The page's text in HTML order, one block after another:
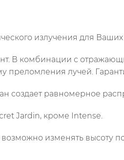
излучения для
В комбинации с
преломления лучей.
создает равномерное
Jardin, кроме Intense.
изменять высоту